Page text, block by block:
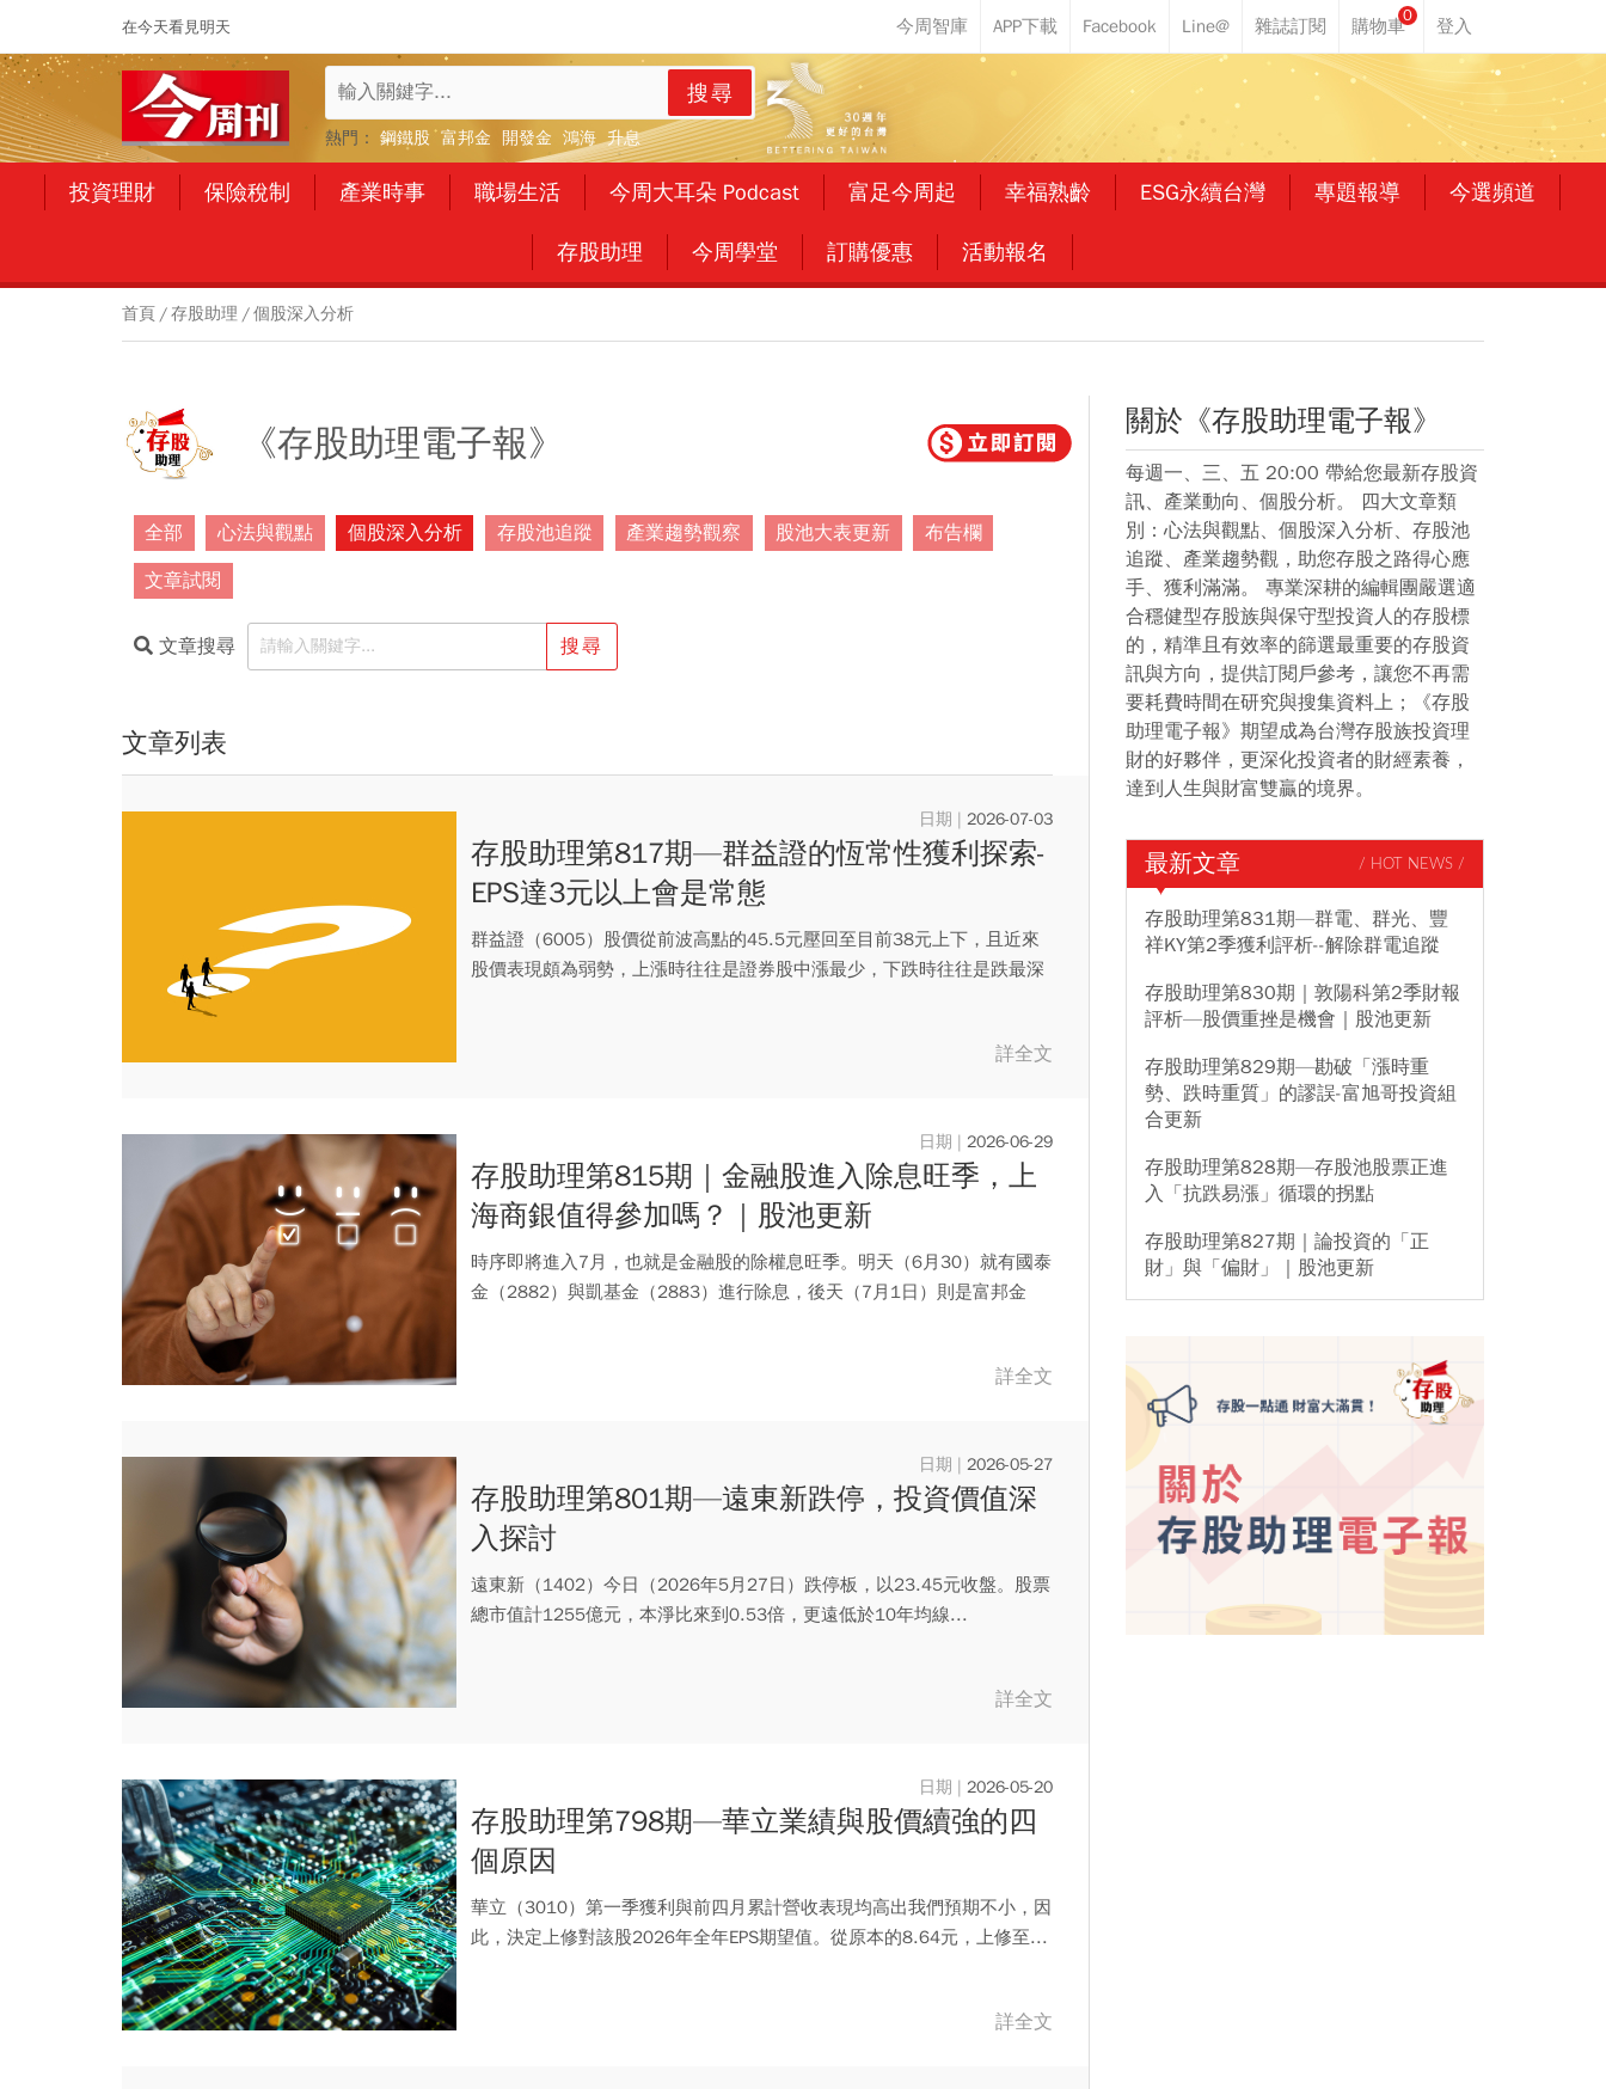
在今天看見明天
0
搜尋
熱門： 鋼鐵股 富邦金 開發金 鴻海 升息
投資理財 保險稅制 產業時事 職場生活 今周大耳朵 Podcast 富足今周起 幸福熟齡 ESG永續台灣 專題報導 今選頻道
存股助理 今周學堂 訂購優惠 活動報名
首頁 存股助理 個股深入分析
《存股助理電子報》
全部 心法與觀點 個股深入分析 存股池追蹤 產業趨勢觀察 股池大表更新
布告欄
文章試閱
文章搜尋 搜尋
文章列表
2026-07-03
存股助理第817期—群益證的恆常性獲利探索-
EPS達3元以上會是常態
群益證（6005）股價從前波高點的45.5元壓回至目前38元上下，且近來
股價表現頗為弱勢，上漲時往往是證券股中漲最少，下跌時往往是跌最深
詳全文
2026-06-29
存股助理第815期｜金融股進入除息旺季，上
海商銀值得參加嗎？｜股池更新
時序即將進入7月，也就是金融股的除權息旺季。明天（6月30）就有國泰
金（2882）與凱基金（2883）進行除息，後天（7月1日）則是富邦金
詳全文
2026-05-27
存股助理第801期—遠東新跌停，投資價值深
入探討
遠東新（1402）今日（2026年5月27日）跌停板，以23.45元收盤。股票
總市值計1255億元，本淨比來到0.53倍，更遠低於10年均線...
詳全文
2026-05-20
存股助理第798期—華立業績與股價續強的四
個原因
華立（3010）第一季獲利與前四月累計營收表現均高出我們預期不小，因
此，決定上修對該股2026年全年EPS期望值。從原本的8.64元，上修至...
詳全文
關於《存股助理電子報》
每週一、三、五 20:00 帶給您最新存股資
訊、產業動向、個股分析。 四大文章類
別：心法與觀點、個股深入分析、存股池
追蹤、產業趨勢觀，助您存股之路得心應
手、獲利滿滿。 專業深耕的編輯團嚴選適
合穩健型存股族與保守型投資人的存股標
的，精準且有效率的篩選最重要的存股資
訊與方向，提供訂閱戶參考，讓您不再需
要耗費時間在研究與搜集資料上；《存股
助理電子報》期望成為台灣存股族投資理
財的好夥伴，更深化投資者的財經素養，
達到人生與財富雙贏的境界。
最新文章 / HOT NEWS /
存股助理第831期—群電、群光、豐
祥KY第2季獲利評析--解除群電追蹤
存股助理第830期｜敦陽科第2季財報
評析—股價重挫是機會｜股池更新
存股助理第829期—勘破「漲時重
勢、跌時重質」的謬誤-富旭哥投資組
合更新
存股助理第828期—存股池股票正進
入「抗跌易漲」循環的拐點
存股助理第827期｜論投資的「正
財」與「偏財」｜股池更新